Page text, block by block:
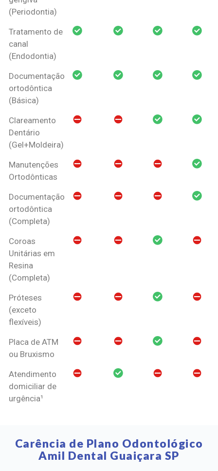
(Periodontia)
Tratamento de
canal
(Endodontia)
Documentação
ortodôntica
(Básica)
Clareamento
Dentário
(Gel+Moldeira)
Manutenções
Ortodônticas
Documentação
ortodôntica
(Completa)
Coroas
Unitárias em
Resina
(Completa)
Próteses
(exceto
flexíveis)
Placa de ATM
ou Bruxismo
Atendimento
domiciliar de
urgência¹
Carência de Plano Odontológico
Amil Dental Guaiçara SP